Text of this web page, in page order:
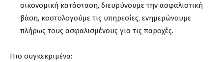
οικονομική κατάσταση, διευρύνουμε την ασφαλιστική
βάση, κοστολογούμε τις υπηρεσίες, ενημερώνουμε
πλήρως τους ασφαλισμένους για τις παροχές.
Πιο συγκεκριμένα: